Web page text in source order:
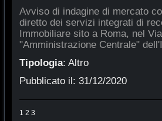
Avviso di indagine di mercato
diretto dei servizi integrati di
Immobiliare sito a Roma, nel
"Amministrazione Centrale"
Tipologia: Altro
Pubblicato il: 31/12/2020
1 2 3